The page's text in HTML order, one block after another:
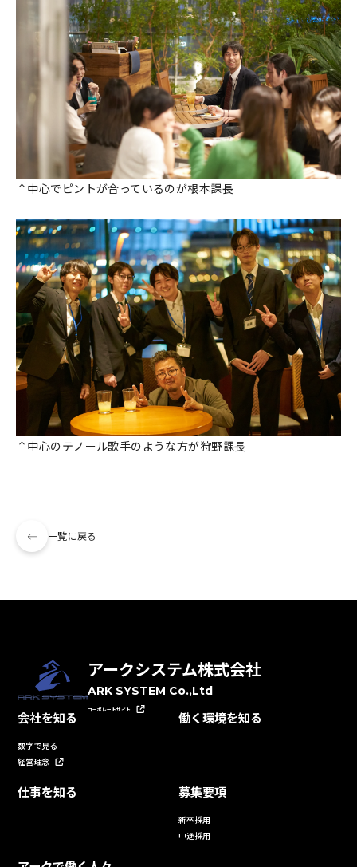
↑中心でピントが合っているのが根本課長
↑中心のテノール歌手のような方が狩野課長
一覧に戻る
アークシステム株式会社
ARK SYSTEM Co.,Ltd
コーポレートサイト
会社を知る
数字で見る
経営理念
仕事を知る
働く環境を知る
募集要項
新卒採用
中途採用